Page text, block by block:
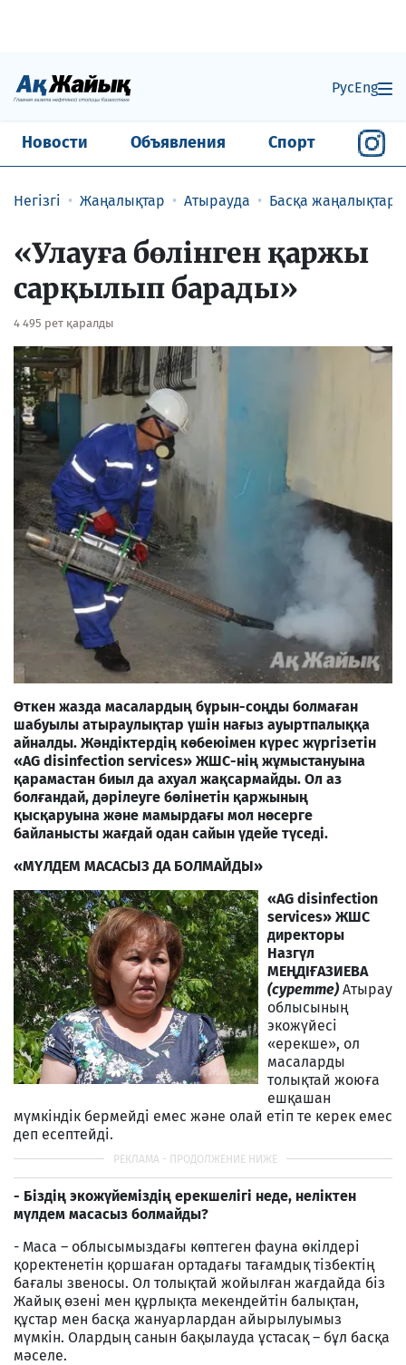
РусEng
Новости Объявления Спорт
Негізгі Жаңалықтар Атырауда Басқа жаңалықтар
​«Улауға бөлінген қаржы
сарқылып барады»
4 495 рет қаралды
Өткен жазда масалардың бұрын-соңды болмаған
шабуылы атыраулықтар үшін нағыз ауыртпалыққа
айналды. Жәндіктердің көбеюімен күрес жүргізетін
«AG disinfection serviсes» ЖШС-нің жұмыстануына
қарамастан биыл да ахуал жақсармайды. Ол аз
болғандай, дәрілеуге бөлінетін қаржының
қысқаруына және мамырдағы мол нөсерге
байланысты жағдай одан сайын үдейе түседі.
«МҮЛДЕМ МАСАСЫЗ ДА БОЛМАЙДЫ»
«AG disinfection
serviсes» ЖШС
директоры
Назгүл
МЕҢДІҒАЗИЕВА
(суретте) Атырау
облысының
экожүйесі
«ерекше», ол
масаларды
толықтай жоюға
ешқашан
мүмкіндік бермейді емес және олай етіп те керек емес
деп есептейді.
- Біздің экожүйеміздің ерекшелігі неде, неліктен
мүлдем масасыз болмайды?
- Маса – облысымыздағы көптеген фауна өкілдері
қоректенетін қоршаған ортадағы тағамдық тізбектің
бағалы звеносы. Ол толықтай жойылған жағдайда біз
Жайық өзені мен құрлықта мекендейтін балықтан,
құстар мен басқа жануарлардан айырылуымыз
мүмкін. Олардың санын бақылауда ұстасақ – бұл басқа
мәселе.